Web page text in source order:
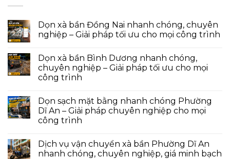
Dọn xà bần Đồng Nai nhanh chóng, chuyên
nghiệp – Giải pháp tối ưu cho mọi công trình
Dọn xà bần Bình Dương nhanh chóng,
chuyên nghiệp – Giải pháp tối ưu cho mọi
công trình
Dọn sạch mặt bằng nhanh chóng Phường
Dĩ An – Giải pháp chuyên nghiệp cho mọi
công trình
Dịch vụ vận chuyển xà bần Phường Dĩ An
nhanh chóng, chuyên nghiệp, giá minh bạch